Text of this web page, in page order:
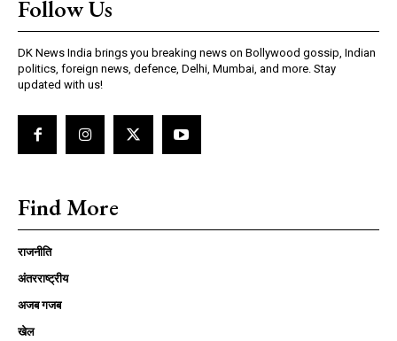
Follow Us
DK News India brings you breaking news on Bollywood gossip, Indian
politics, foreign news, defence, Delhi, Mumbai, and more. Stay
updated with us!
Find More
राजनीति
अंतरराष्ट्रीय
अजब गजब
खेल